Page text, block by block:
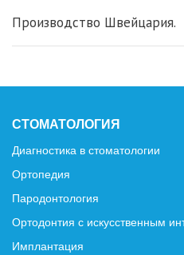
Производство Швейцария.
СТОМАТОЛОГИЯ
Диагностика в стоматологии
Ортопедия
Пародонтология
Ортодонтия с искусственным
Имплантация